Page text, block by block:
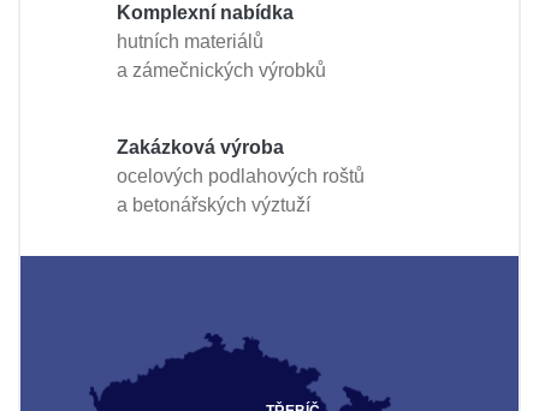
Komplexní nabídka
hutních materiálů
a zámečnických výrobků
Zakázková výroba
ocelových podlahových roštů
a betonářských výztuží